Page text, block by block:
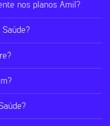
nos planos Amil?